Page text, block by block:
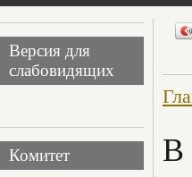
Версия для
слабовидящих
Комитет В